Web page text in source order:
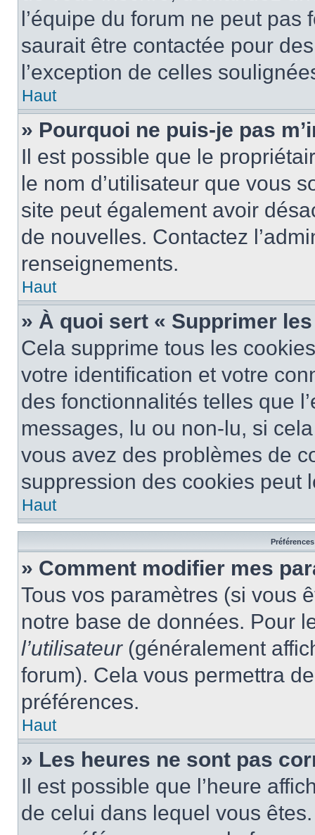
l’équipe du forum ne peut
saurait être contactée pour
l’exception de celles
Haut
» Pourquoi ne puis-je pas
Il est possible que le
le nom d’utilisateur que vous
site peut également avoir
de nouvelles. Contactez
renseignements.
Haut
» À quoi sert « Supprimer
Cela supprime tous les
votre identification et votre
des fonctionnalités telles que
messages, lu ou non-lu, si
vous avez des problèmes de
suppression des cookies peut
Haut
» Comment modifier mes
Tous vos paramètres (si vous
notre base de données. Pour
l’utilisateur(généralement
forum). Cela vous permettra
préférences.
Haut
» Les heures ne sont pas
Il est possible que l’heure
de celui dans lequel vous